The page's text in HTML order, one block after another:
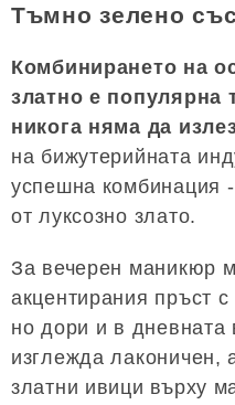
Тъмно зелено
Комбинирането на
златно е популярна
никога няма да
на бижутерийната
успешна комбинация
от луксозно злато.
За вечерен маникюр
акцентирания пръст
но дори и в дневната
изглежда лаконичен,
златни ивици върху